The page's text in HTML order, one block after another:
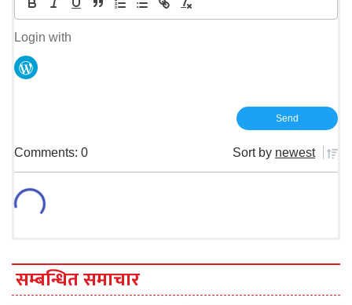
Login with
Comments: 0 Sort by newest
सम्बन्धित समाचार